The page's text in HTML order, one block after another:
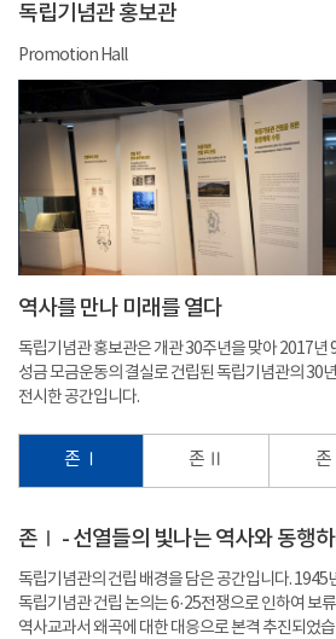
독립기념관 홍보관
Promotion Hall
역사를 만나 미래를 열다
독립기념관 홍보관은 개관 30주년을 맞아 2017년
성금 모금운동의 결실로 건립된 독립기념관의 30
전시한 공간입니다.
존 Ⅰ 존 Ⅱ
존Ⅰ - 선열들의 빛나는 역사와 동행
독립기념관의 건립 배경을 담은 공간입니다. 1945
독립기념관 건립 논의는 6·25전쟁으로 인하여 보
역사교과서 왜곡에 대한 대응으로 본격 추진되었